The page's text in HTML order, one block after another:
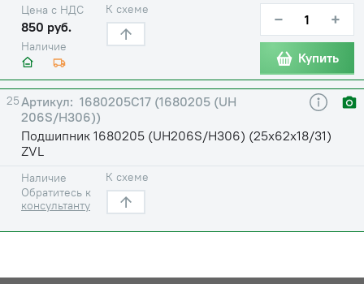
Наличие
Цена с НДС
850 руб.
К схеме − +
Купить
25
1680205С17 (1680205 (UH
206S/H306))
Подшипник 1680205 (UH206S/H306) (25х62х18/31)
ZVL
Наличие
Обратитесь к
консультанту
К схеме